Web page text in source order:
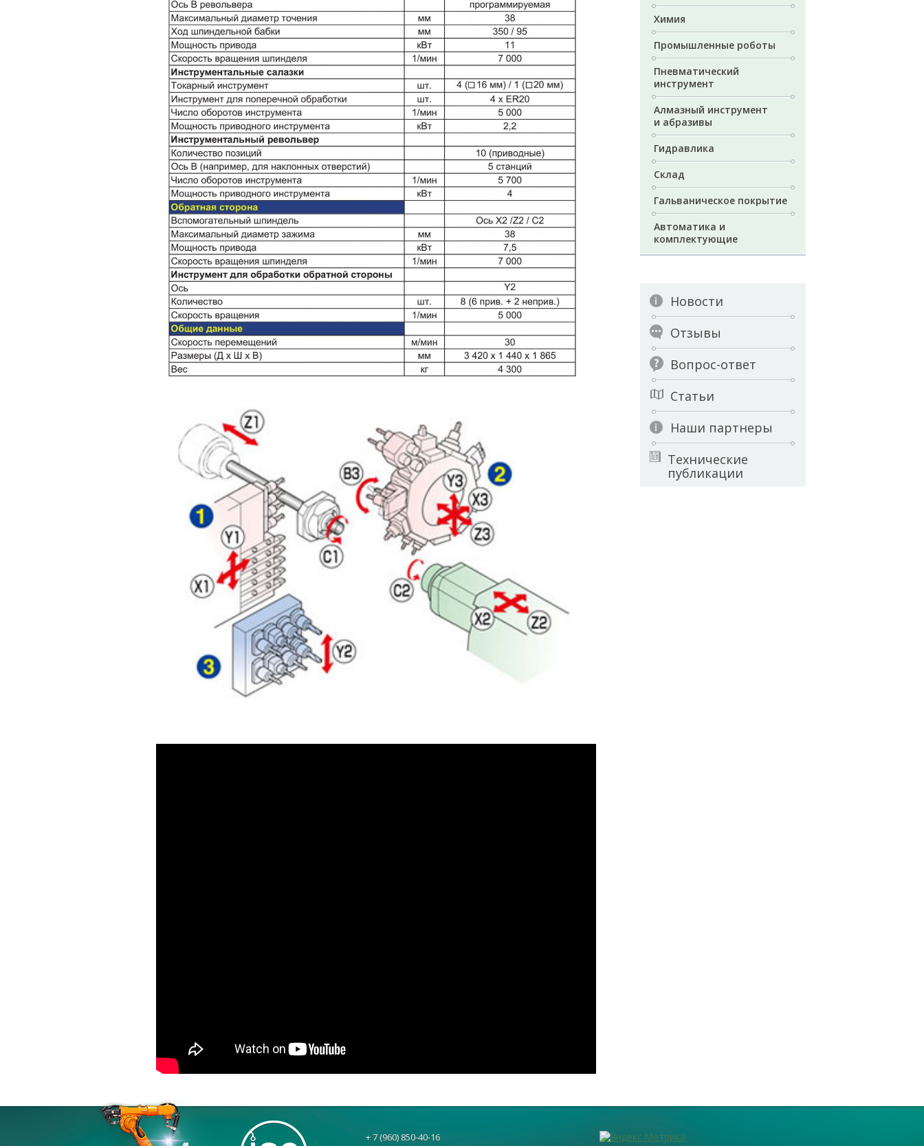
Химия
Промышленные роботы
Пневматический
инструмент
Алмазный инструмент
и абразивы
Гидравлика
Склад
Гальваническое покрытие
Автоматика и
комплектующие
Новости
Отзывы
Вопрос-ответ
Статьи
Наши партнеры
Технические
публикации
+ 7 (960) 850-40-16